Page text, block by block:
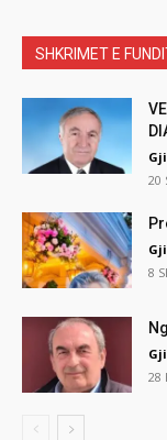
SHKRIMET E
20
8
28